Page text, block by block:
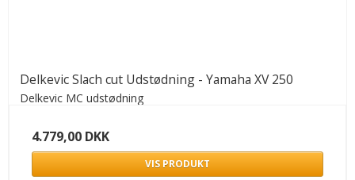
Delkevic Slach cut Udstødning - Yamaha XV 250
Delkevic MC udstødning
4.779,00 DKK
VIS PRODUKT